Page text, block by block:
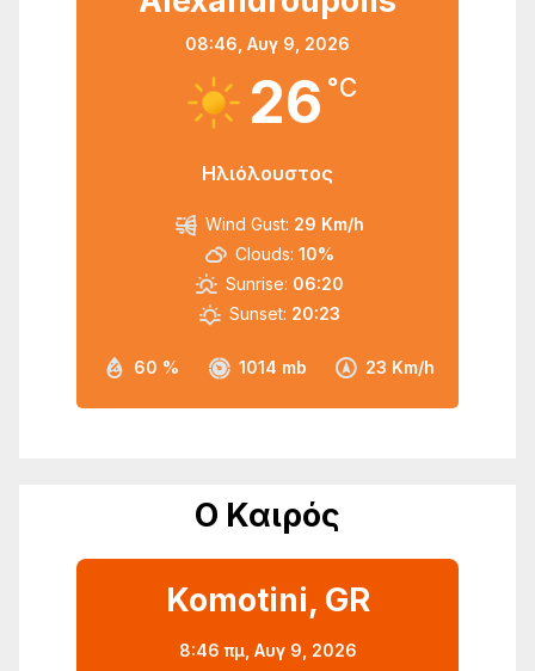
08:46, Αυγ 9, 2026
26 °C
Ηλιόλουστος
60 % 1014 mb 23 Km/h
Wind Gust: 29 Km/h
Clouds: 10%
Sunrise: 06:20
Sunset: 20:23
Ο Καιρός
Komotini, GR
8:46 πμ, Αυγ 9, 2026